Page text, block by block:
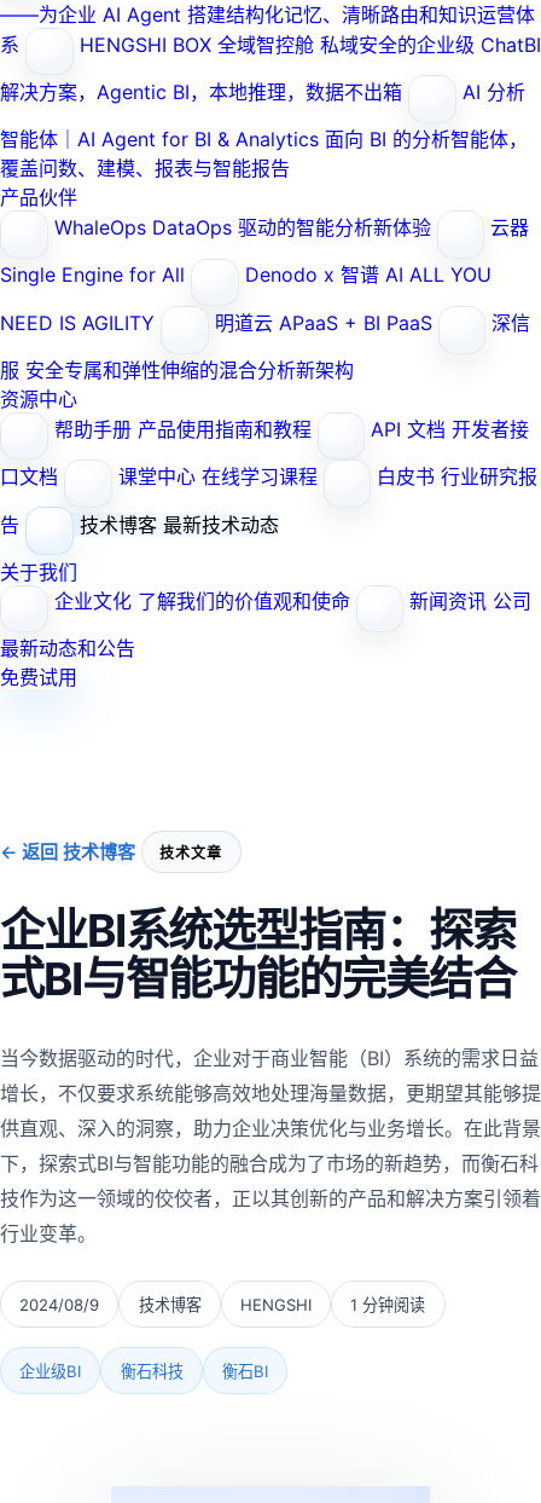
——为企业 AI Agent 搭建结构化记忆、清晰路由和知识运营体
系
HENGSHI BOX 全域智控舱 私域安全的企业级 ChatBI
解决方案，Agentic BI，本地推理，数据不出箱
AI 分析
智能体｜AI Agent for BI & Analytics 面向 BI 的分析智能体，
覆盖问数、建模、报表与智能报告
产品伙伴
WhaleOps DataOps 驱动的智能分析新体验
云器
Single Engine for All
Denodo x 智谱 AI ALL YOU
NEED IS AGILITY
明道云 APaaS + BI PaaS
深信
服 安全专属和弹性伸缩的混合分析新架构
资源中心
帮助手册 产品使用指南和教程 API 文档 开发者接
口文档
课堂中心 在线学习课程 白皮书 行业研究报
告
技术博客 最新技术动态
关于我们
企业文化 了解我们的价值观和使命 新闻资讯 公司
最新动态和公告
免费试用
← 返回 技术博客 技术文章
企业BI系统选型指南：探索
式BI与智能功能的完美结合
当今数据驱动的时代，企业对于商业智能（BI）系统的需求日益
增长，不仅要求系统能够高效地处理海量数据，更期望其能够提
供直观、深入的洞察，助力企业决策优化与业务增长。在此背景
下，探索式BI与智能功能的融合成为了市场的新趋势，而衡石科
技作为这一领域的佼佼者，正以其创新的产品和解决方案引领着
行业变革。
2024/08/9 技术博客 HENGSHI 1 分钟阅读
企业级BI 衡石科技 衡石BI